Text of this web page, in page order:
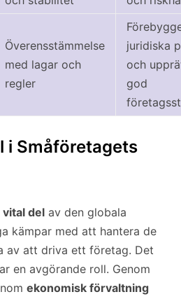
Överensstämmelse
med lagar och
regler
juridiska
och
god
i Småföretagets
vital del av den globala
kämpar med att hantera de
av att driva ett företag. Det
en avgörande roll. Genom
ekonomisk förvaltning